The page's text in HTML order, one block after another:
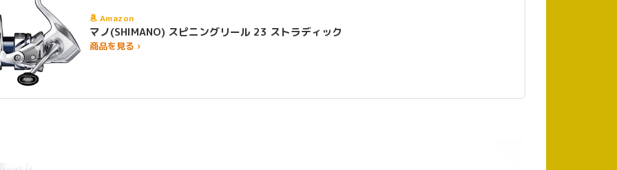
Amazon
マノ(SHIMANO) スピニングリール 23 ストラディック
商品を見る ›